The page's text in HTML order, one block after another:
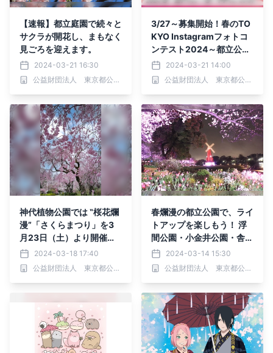
【速報】都立庭園で続々と
サクラが開花し、まもなく
見ごろを迎えます。
2024-03-21 16:30
公益財団法人 東京都公園協会
3/27～募集開始！春のTO
KYO Instagramフォトコ
ンテスト2024～都立公
園・庭園・隅田川でたのし
む春～
2024-03-21 14:00
公益財団法人 東京都公園協会
神代植物公園では ‟桜花爛
漫”「さくらまつり」を3
月23日（土）より開催し
ます。2024-03-18 17:40
公益財団法人 東京都公園協会
春爛漫の都立公園で、ライ
トアップを楽しもう！ 浮
間公園・小金井公園・舎人
公園で 「花と光のムーブ
メント」を3月22日から順
次開催！
2024-03-14 15:30
公益財団法人 東京都公園協会